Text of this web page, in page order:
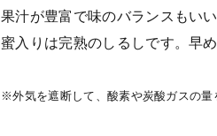
果汁が豊富で味のバランスもい
蜜入りは完熟のしるしです。早
※外気を遮断して、酸素や炭酸ガスの量